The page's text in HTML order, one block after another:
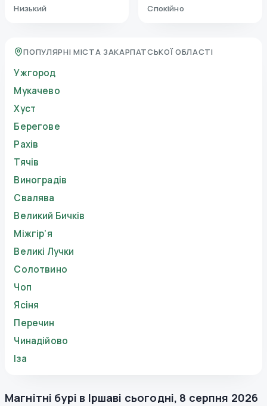
Низький Спокійно
ПОПУЛЯРНІ МІСТА ЗАКАРПАТСЬКОЇ ОБЛАСТІ
Ужгород
Мукачево
Хуст
Берегове
Рахів
Тячів
Виноградів
Свалява
Великий Бичків
Міжгір’я
Великі Лучки
Солотвино
Чоп
Ясіня
Перечин
Чинадійово
Іза
Магнітні бурі в Іршаві сьогодні, 8 серпня 2026